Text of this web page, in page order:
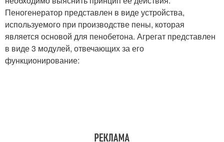
Пеногенератор представлен в виде устройства,
используемого при производстве пены, которая
является основой для пенобетона. Агрегат представлен
в виде 3 модулей, отвечающих за его
функционирование: